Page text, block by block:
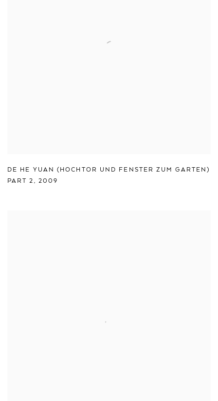
DE HE YUAN (HOCHTOR UND FENSTER ZUM GARTEN)
PART 2, 2009